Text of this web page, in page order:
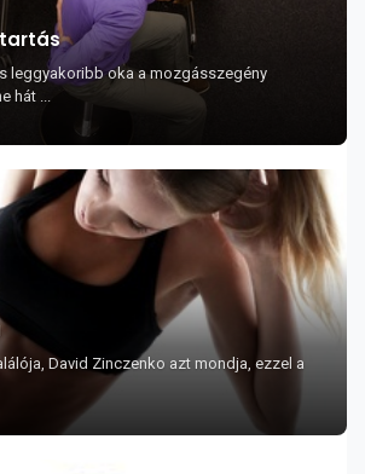
leggyakoribb oka a mozgásszegény
hát ...
David Zinczenko azt mondja, ezzel a